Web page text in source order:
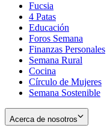
in
new
window
Fucsia
in
new
window
4 Patas
Educación
Foros Semana
Finanzas Personales
Semana Rural
Cocina
Círculo de Mujeres
Semana Sostenible
Acerca de nosotros